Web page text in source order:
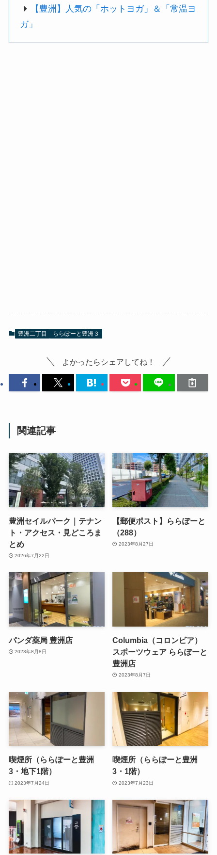
【豊洲】人気の「ホットヨガ」＆「常温ヨ
ガ」
豊洲二丁目 ららぽーと豊洲３
よかったらシェアしてね！
関連記事
豊洲セイルパーク｜テナン
ト・アクセス・見どころま
とめ
2026年7月22日
【郵便ポスト】ららぽーと
（288）
2023年8月27日
パンダ薬局 豊洲店
2023年8月8日
Columbia（コロンビア）
スポーツウェア ららぽーと
豊洲店
2023年8月7日
喫煙所（ららぽーと豊洲
3・地下1階）
2023年7月24日
喫煙所（ららぽーと豊洲
3・1階）
2023年7月23日